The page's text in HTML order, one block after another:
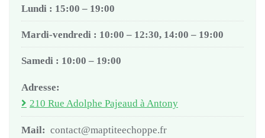
Lundi : 15:00 – 19:00
Mardi-vendredi : 10:00 – 12:30, 14:00 – 19:00
Samedi : 10:00 – 19:00
Adresse:
210 Rue Adolphe Pajeaud à Antony
Mail: contact@maptiteechoppe.fr